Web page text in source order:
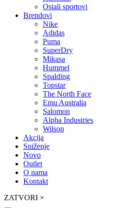
Ostali sportovi
Brendovi
Nike
Adidas
Puma
SuperDry
Mikasa
Hummel
Spalding
Topstar
The North Face
Emu Australia
Salomon
Alpha Industries
Wilson
Akcija
Sniženje
Novo
Outlet
O nama
Kontakt
ZATVORI ×